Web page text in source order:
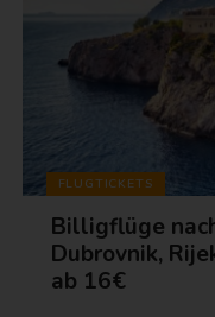
FLUGTICKETS
Billigflüge
Dubrovnik,
ab 16€